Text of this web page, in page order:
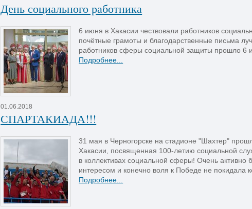
День социального работника
6 июня в Хакасии чествовали работников
почётные грамоты и благодарственные письма
работников сферы социальной защиты прошло 6
Подробнее...
01.06.2018
СПАРТАКИАДА!!!
31 мая в Черногорске на стадионе "Шахтер"
Хакасии, посвященная 100-летию социальной
в коллективах социальной сферы! Очень
интересом и конечно воля к Победе не покидала
Подробнее...